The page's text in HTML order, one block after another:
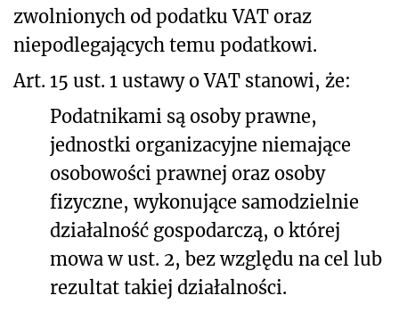
zwolnionych od podatku VAT oraz
niepodlegających temu podatkowi.
Art. 15 ust. 1 ustawy o VAT stanowi, że:
Podatnikami są osoby prawne,
jednostki organizacyjne niemające
osobowości prawnej oraz osoby
fizyczne, wykonujące samodzielnie
działalność gospodarczą, o której
mowa w ust. 2, bez względu na cel lub
rezultat takiej działalności.